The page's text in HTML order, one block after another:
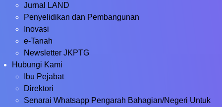
Jurnal LAND
Penyelidikan dan Pembangunan
Inovasi
e-Tanah
Newsletter JKPTG
Hubungi Kami
Ibu Pejabat
Direktori
Senarai Whatsapp Pengarah Bahagian/Negeri Untuk